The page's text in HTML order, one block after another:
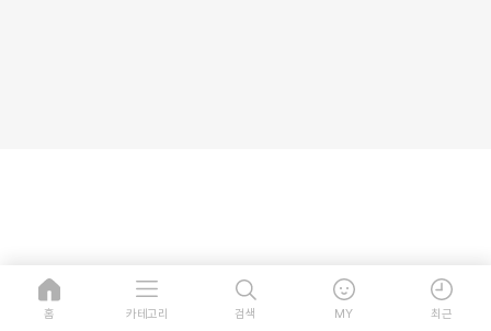
홈 카테고리 검색 MY 최근